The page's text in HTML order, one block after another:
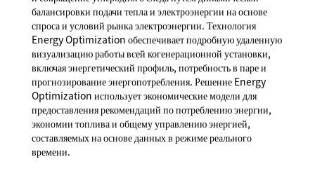
балансировки подачи тепла и электроэнергии на основе
спроса и условий рынка электроэнергии. Технология
Energy Optimization обеспечивает подробную удаленную
визуализацию работы всей когенерационной установки,
включая энергетический профиль, потребность в паре и
прогнозирование энергопотребления. Решение Energy
Optimization использует экономические модели для
предоставления рекомендаций по потреблению энергии,
экономии топлива и общему управлению энергией,
составляемых на основе данных в режиме реального
времени.